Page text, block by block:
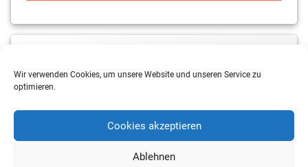
Wir verwenden Cookies, um unsere Website und unseren Service zu
optimieren.
Cookies akzeptieren
Ablehnen